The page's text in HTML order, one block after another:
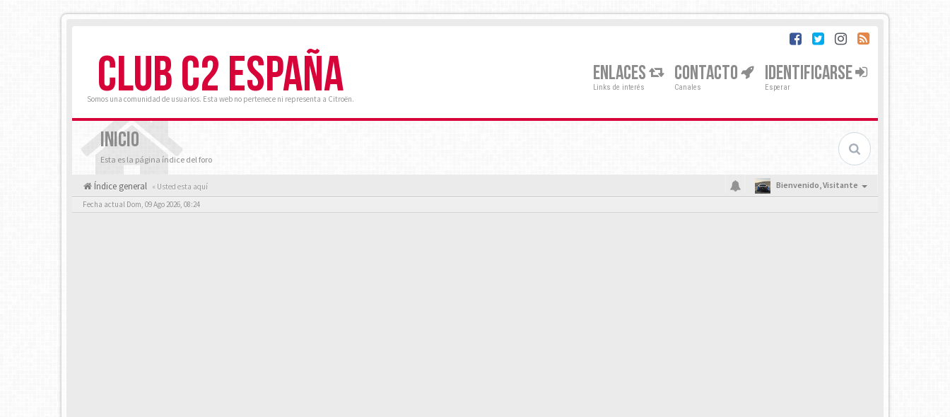
CLUB C2 ESPAÑA
Somos una comunidad de usuarios. Esta web no pertenece ni representa a Citroën.
ENLACES
Links de interés
CONTACTO
Canales
IDENTIFICARSE
Esperar
INICIO
Esta es la página índice del foro
Índice general « Usted esta aquí Bienvenido,Visitante
Fecha actual Dom, 09 Ago 2026, 08:24